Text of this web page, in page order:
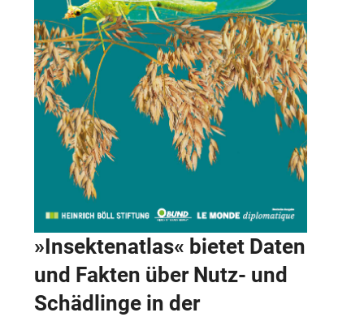
»Insektenatlas« bietet Daten
und Fakten über Nutz- und
Schädlinge in der